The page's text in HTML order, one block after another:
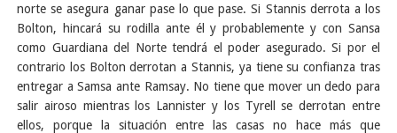
norte se asegura ganar pase lo que pase. Si Stannis derrota a los
Bolton, hincará su rodilla ante él y probablemente y con Sansa
como Guardiana del Norte tendrá el poder asegurado. Si por el
contrario los Bolton derrotan a Stannis, ya tiene su confianza tras
entregar a Samsa ante Ramsay. No tiene que mover un dedo para
salir airoso mientras los Lannister y los Tyrell se derrotan entre
ellos, porque la situación entre las casas no hace más que